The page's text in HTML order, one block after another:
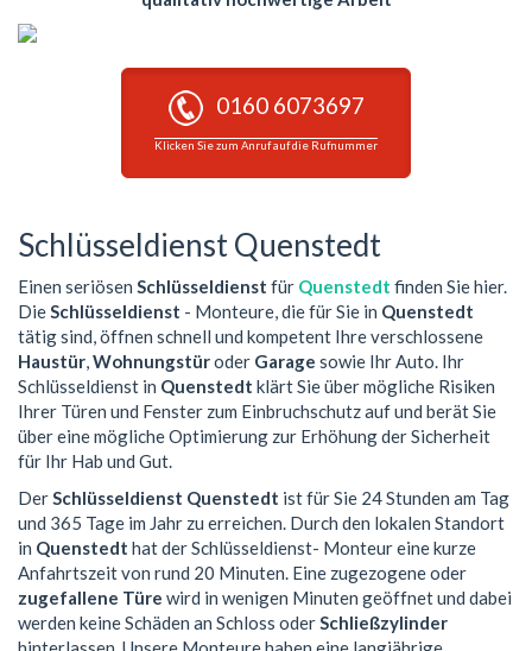
0160 6073697
Klicken Sie zum Anruf auf die Rufnummer
Schlüsseldienst Quenstedt
Einen seriösen Schlüsseldienst für Quenstedt finden Sie hier.
DieSchlüsseldienst - Monteure, die für Sie in Quenstedt
tätig sind, öffnen schnell und kompetent Ihre verschlossene
Haustür,Wohnungstüroder Garage sowie Ihr Auto. Ihr
Schlüsseldienst in Quenstedt klärt Sie über mögliche Risiken
Ihrer Türen und Fenster zum Einbruchschutz auf und berät Sie
über eine mögliche Optimierung zur Erhöhung der Sicherheit
für Ihr Hab und Gut.
DerSchlüsseldienst Quenstedt ist für Sie 24 Stunden am Tag
und 365 Tage im Jahr zu erreichen. Durch den lokalen Standort
in Quenstedt hat der Schlüsseldienst- Monteur eine kurze
Anfahrtszeit von rund 20 Minuten. Eine zugezogene oder
zugefallene Türe wird in wenigen Minuten geöffnet und dabei
werden keine Schäden an Schloss oderSchließzylinder